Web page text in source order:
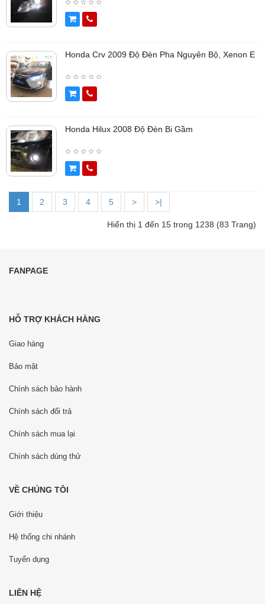
Honda Crv 2009 Độ Đèn Pha Nguyên Bộ, Xenon E
Honda Hilux 2008 Độ Đèn Bi Gầm
1 2 3 4 5 > >|
Hiển thị 1 đến 15 trong 1238 (83 Trang)
FANPAGE
HỖ TRỢ KHÁCH HÀNG
Giao hàng
Bảo mật
Chính sách bảo hành
Chính sách đổi trả
Chính sách mua lại
Chính sách dùng thử
VỀ CHÚNG TÔI
Giới thiệu
Hệ thống chi nhánh
Tuyển dụng
LIÊN HỆ